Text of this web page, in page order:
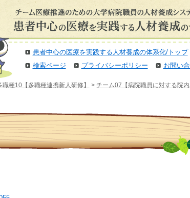
患者中心の医療を実践する人材養成の体系化/トップ
検索ページ
プライバシーポリシー お問い
職種10【多職種連携新人研修】 > チーム07【病院職員に対する院